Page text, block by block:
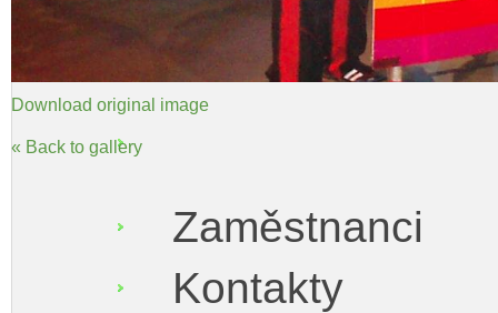
Download original image
« Back to gallery
Zaměstnanci
Kontakty